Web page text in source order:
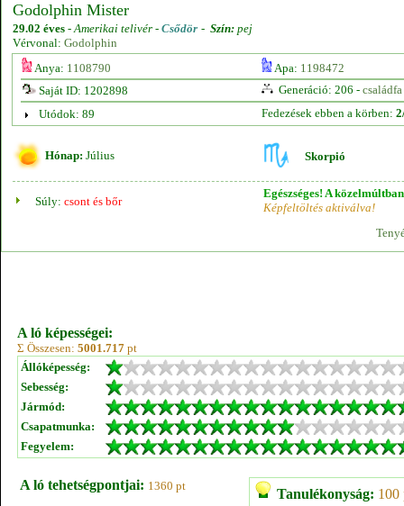
Godolphin Mister
29.02 éves -Amerikai telivér - Csődör - Szín: pej
Vérvonal: Godolphin
Anya: 1108790 Apa: 1198472
Saját ID: 1202898
Generáció: 206 - családfa
Utódok: 89
Fedezések ebben a körben:
Hónap: Július Skorpió
Súly: csont és bőr
Egészséges! A
Képfeltöltés aktiválva!
A ló képességei:
Σ Összesen: 5001.717 pt
Állóképesség:
Sebesség:
Jármód:
Csapatmunka:
Fegyelem:
A ló tehetségpontjai: 1360 pt
Tanulékonyság: 100